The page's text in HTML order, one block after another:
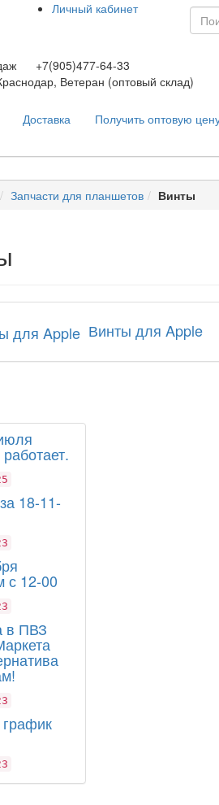
Личный кабинет
+7(905)477-64-33
Ветеран (оптовый склад)
Доставка Получить оптовую
Запчасти для планшетов Винты
Винты для Apple
18-11-
с 12-00
в ПВЗ